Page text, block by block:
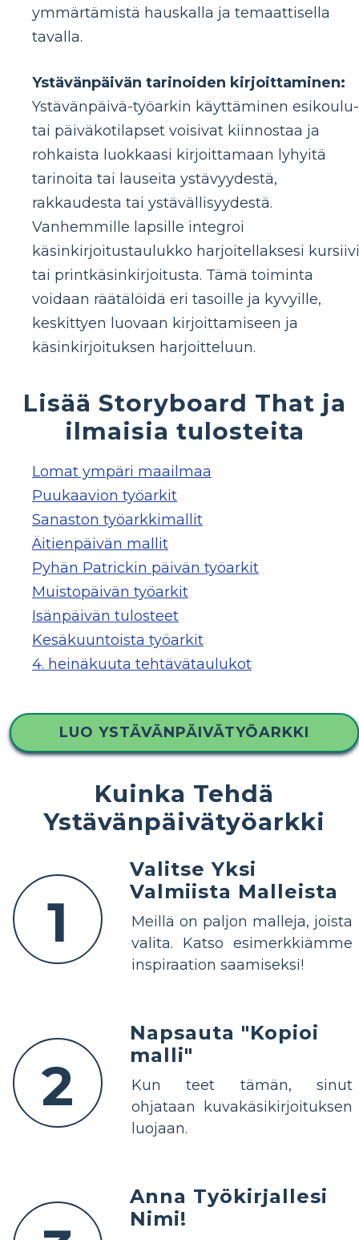
ymmärtämistä hauskalla ja temaattisella
tavalla.
Ystävänpäivän tarinoiden kirjoittaminen:
Ystävänpäivä-työarkin käyttäminen esikoulu-
tai päiväkotilapset voisivat kiinnostaa ja
rohkaista luokkaasi kirjoittamaan lyhyitä
tarinoita tai lauseita ystävyydestä,
rakkaudesta tai ystävällisyydestä.
Vanhemmille lapsille integroi
käsinkirjoitustaulukko harjoitellaksesi
tai printkäsinkirjoitusta. Tämä toiminta
voidaan räätälöidä eri tasoille ja kyvyille,
keskittyen luovaan kirjoittamiseen ja
käsinkirjoituksen harjoitteluun.
Lisää Storyboard That ja
ilmaisia ​​tulosteita
Lomat ympäri maailmaa
Puukaavion työarkit
Sanaston työarkkimallit
Äitienpäivän mallit
Pyhän Patrickin päivän työarkit
Muistopäivän työarkit
Isänpäivän tulosteet
Kesäkuuntoista työarkit
4. heinäkuuta tehtävätaulukot
LUO YSTÄVÄNPÄIVÄTYÖARKKI
Kuinka Tehdä
Ystävänpäivätyöarkki
1
Valitse Yksi
Valmiista Malleista
Meillä on paljon malleja, joista
valita. Katso esimerkkiämme
inspiraation saamiseksi!
2
Napsauta "Kopioi
malli"
Kun teet tämän, sinut
ohjataan kuvakäsikirjoituksen
luojaan.
Anna Työkirjallesi
Nimi!